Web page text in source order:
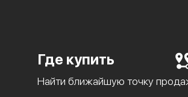
Где купить
Найти ближайшую точку